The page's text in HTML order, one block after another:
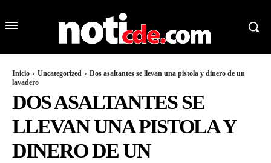
Inicio Uncategorized
Dos asaltantes se llevan una pistola y dinero de un
lavadero
DOS ASALTANTES SE
LLEVAN UNA PISTOLA Y
DINERO DE UN